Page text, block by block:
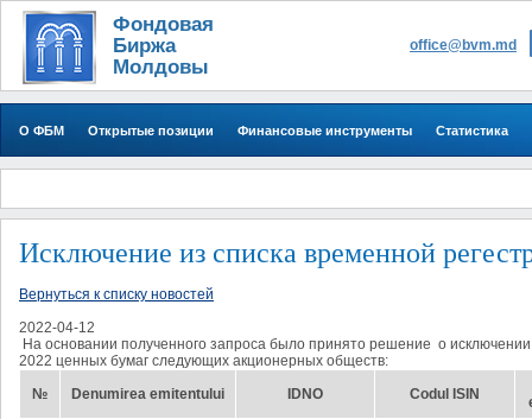
Фондовая
Биржа
Молдовы
office@bvm.md
О ФБМ Открытые позиции Финансовые инструменты Статистика
Исключение из списка временной
Вернуться к списку новостей
2022-04-12
На основании полученного запроса было принято решение о
2022 ценных бумаг следующих акционерных обществ:
№
Denumirea emitentului IDNO Codul ISIN